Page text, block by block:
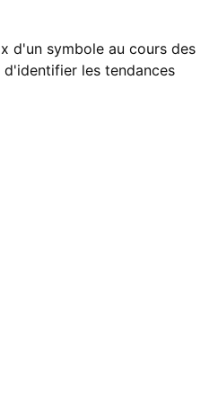
d'un symbole au cours des
les tendances